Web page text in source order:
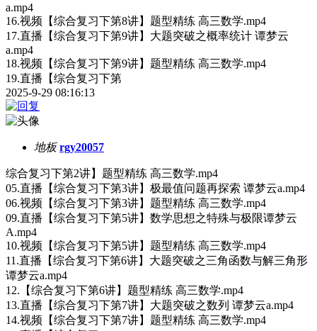
a.mp4
16.视频【综合复习下第8讲】题型精练 高三数学.mp4
17.直播【综合复习下第9讲】大题突破之概率统计 谭梦云
a.mp4
18.视频【综合复习下第9讲】题型精练 高三数学.mp4
19.直播【综合复习下第
2025-9-29 08:16:13
地板 rgy20057
综合复习下第2讲】题型精练 高三数学.mp4
05.直播【综合复习下第3讲】极最值问题再探索 谭梦云a.mp4
06.视频【综合复习下第3讲】题型精练 高三数学.mp4
09.直播【综合复习下第5讲】数学思想之特殊与极限谭梦云
A.mp4
10.视频【综合复习下第5讲】题型精练 高三数学.mp4
11.直播【综合复习下第6讲】大题突破之三角函数与解三角形
谭梦云a.mp4
12.【综合复习下第6讲】题型精练 高三数学.mp4
13.直播【综合复习下第7讲】大题突破之数列 谭梦云a.mp4
14.视频【综合复习下第7讲】题型精练 高三数学.mp4